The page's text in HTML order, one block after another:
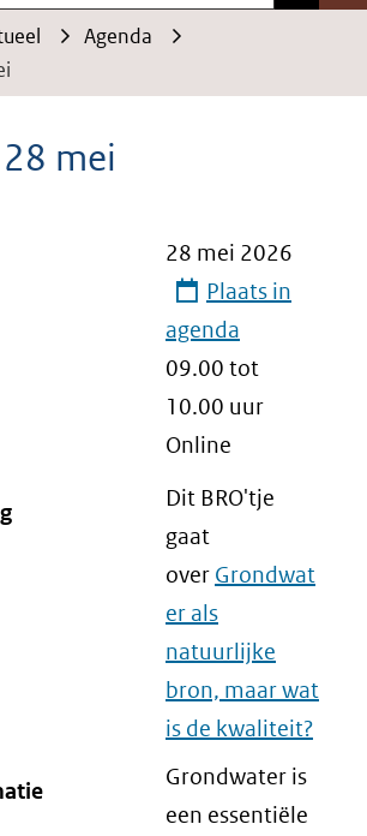
Agenda
mei
28 mei 2026
Plaats in
agenda
09.00 tot
10.00 uur
Online
Dit BRO'tje
gaat
over Grondwat
er als
natuurlijke
bron, maar wat
is de kwaliteit?
Grondwater is
een essentiële